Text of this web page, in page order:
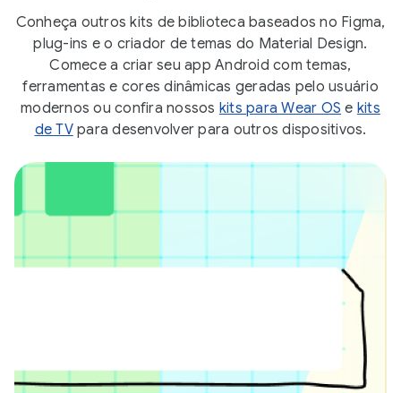
Conheça outros kits de biblioteca baseados no Figma,
plug-ins e o criador de temas do Material Design.
Comece a criar seu app Android com temas,
ferramentas e cores dinâmicas geradas pelo usuário
modernos ou confira nossos kits para Wear OS e kits
de TVpara desenvolver para outros dispositivos.